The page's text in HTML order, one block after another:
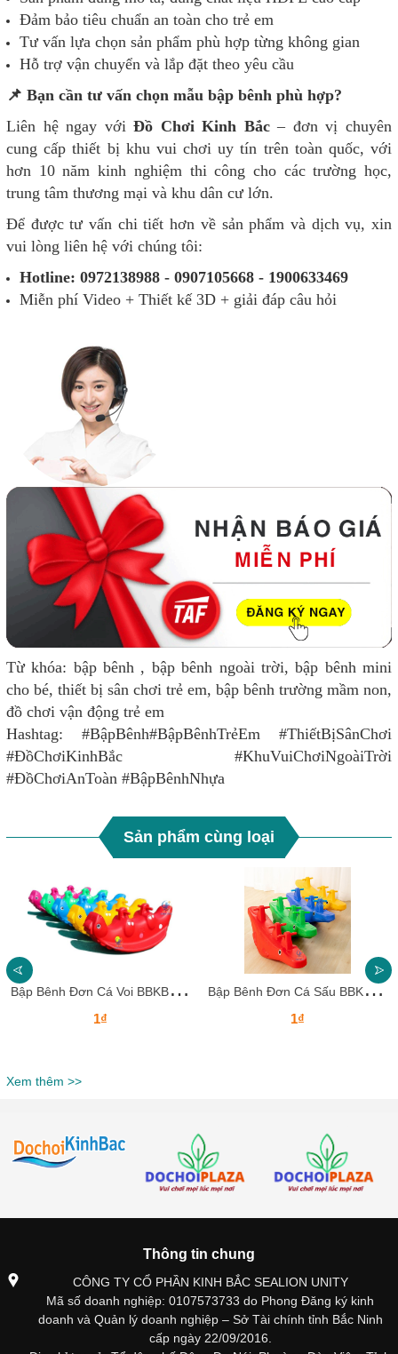
Đảm bảo tiêu chuẩn an toàn cho trẻ em
Tư vấn lựa chọn sản phẩm phù hợp từng không gian
Hỗ trợ vận chuyển và lắp đặt theo yêu cầu
📌 Bạn cần tư vấn chọn mẫu bập bênh phù hợp?
Liên hệ ngay vớiĐồ Chơi Kinh Bắc– đơn vị chuyên
cung cấp thiết bị khu vui chơi uy tín trên toàn quốc, với
hơn 10 năm kinh nghiệm thi công cho các trường học,
trung tâm thương mại và khu dân cư lớn.
Để được tư vấn chi tiết hơn về sản phẩm và dịch vụ, xin
vui lòng liên hệ với chúng tôi:
Hotline: 0972138988 - 0907105668 - 1900633469
Miễn phí Video + Thiết kế 3D + giải đáp câu hỏi
Từ khóa: bập bênh , bập bênh ngoài trời, bập bênh mini
cho bé, thiết bị sân chơi trẻ em, bập bênh trường mầm non,
đồ chơi vận động trẻ em
Hashtag: #BậpBênh#BậpBênhTrẻEm #ThiếtBịSânChơi
#ĐồChơiKinhBắc #KhuVuiChơiNgoàiTrời
#ĐồChơiAnToàn #BậpBênhNhựa
Sản phẩm cùng loại
B
ập Bênh Đơn Cá Voi BBKB28 Dochoikinhbac – Thiết Kế Ngộ Nghĩnh Cho Bé
1₫
B
ập Bênh Đơn Cá Sấu BBKB27 Dochoikinhbac – Thiết Kế Ngộ Nghĩnh Cho Bé
1₫
Xem thêm >>
Thông tin chung
CÔNG TY CỔ PHẦN KINH BẮC SEALION UNITY
Mã số doanh nghiệp: 0107573733 do Phong Đăng ký kinh
doanh và Quản lý doanh nghiệp – Sở Tài chính tỉnh Bắc Ninh
cấp ngày 22/09/2016.